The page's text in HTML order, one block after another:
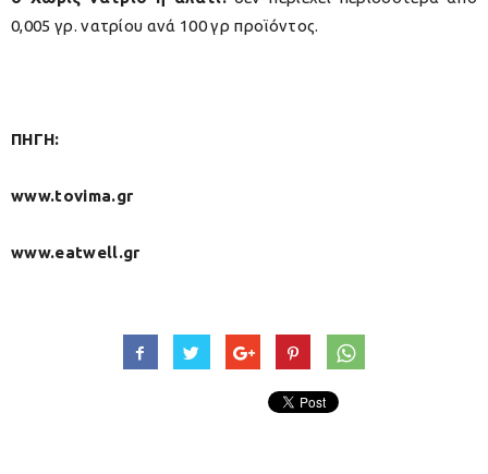
0,005 γρ. νατρίου ανά 100 γρ προϊόντος.
ΠΗΓΗ:
www.tovima.gr
www.eatwell.gr